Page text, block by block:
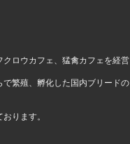
ロウカフェ、猛禽カフェを経営
で繁殖、孵化した国内ブリード
ります。